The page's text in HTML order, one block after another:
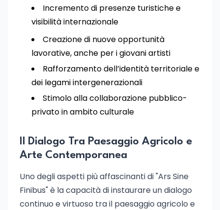
Incremento di presenze turistiche e
visibilità internazionale
Creazione di nuove opportunità
lavorative, anche per i giovani artisti
Rafforzamento dell’identità territoriale e
dei legami intergenerazionali
Stimolo alla collaborazione pubblico-
privato in ambito culturale
Il Dialogo Tra Paesaggio Agricolo e
Arte Contemporanea
Uno degli aspetti più affascinanti di "Ars Sine
Finibus" è la capacità di instaurare un dialogo
continuo e virtuoso tra il paesaggio agricolo e